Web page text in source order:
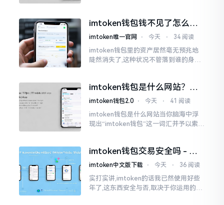
许许多多的链接
imtoken钱包钱不见了怎么
办？老用户手把手教你找回
imtoken唯一官网 ⋅ 今天 ⋅ 34 阅读
imtoken钱包里的资产居然毫无预兆地
陡然消失了,这种状况不管落到谁的身上,
打开钱包查看时
imtoken钱包是什么网站？一
文说清楚这玩意
imtoken钱包2.0 ⋅ 今天 ⋅ 41 阅读
imtoken钱包是什么网站当你脑海中浮
现出“imtoken钱包”这一词汇并予以索求
我也曾短暂错愕
imtoken钱包交易安全吗 - 老
用户的一些心里话
imtoken中文版下载 ⋅ 今天 ⋅ 36 阅读
实打实讲,imtoken的话我已然使用好些
年了,这东西安全与否,取决于你运用的方